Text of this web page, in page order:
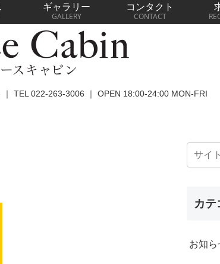
TEL 022-263-3006 ｜ OPEN 18:00-24:00 MON-FRI
ギャラリー
GALLERY
コンタクト
CONTACT
カテ
お知ら